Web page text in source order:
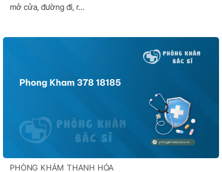
mở cửa, đường đi, r…
PHÒNG KHÁM THANH HÓA